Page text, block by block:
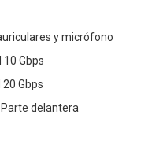
y micrófono
Gbps
Gbps
delantera